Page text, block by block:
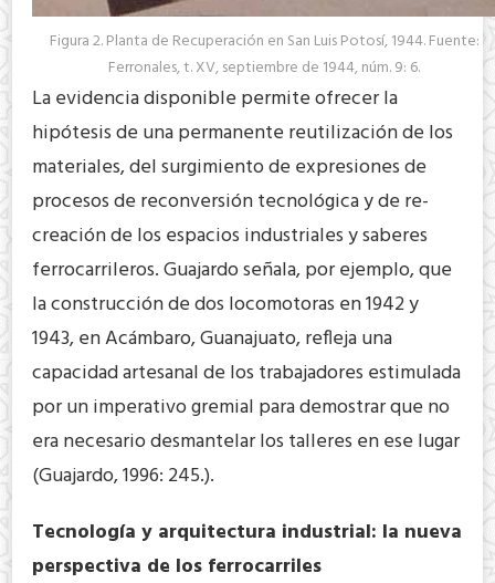
Figura 2. Planta de Recuperación en San Luis Potosí, 1944. Fuente:
Ferronales, t. XV, septiembre de 1944, núm. 9: 6.
La evidencia disponible permite ofrecer la
hipótesis de una permanente reutilización de los
materiales, del surgimiento de expresiones de
procesos de reconversión tecnológica y de re-
creación de los espacios industriales y saberes
ferrocarrileros. Guajardo señala, por ejemplo, que
la construcción de dos locomotoras en 1942 y
1943, en Acámbaro, Guanajuato, refleja una
capacidad artesanal de los trabajadores estimulada
por un imperativo gremial para demostrar que no
era necesario desmantelar los talleres en ese lugar
(Guajardo, 1996: 245.).
Tecnología y arquitectura industrial: la nueva
perspectiva de los ferrocarriles